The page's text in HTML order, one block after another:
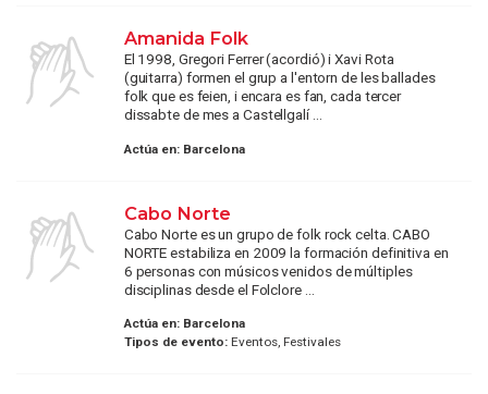
Amanida Folk
El 1998, Gregori Ferrer (acordió) i Xavi Rota
(guitarra) formen el grup a l'entorn de les ballades
folk que es feien, i encara es fan, cada tercer
dissabte de mes a Castellgalí ...
Actúa en: Barcelona
Cabo Norte
Cabo Norte es un grupo de folk rock celta. CABO
NORTE estabiliza en 2009 la formación definitiva en
6 personas con músicos venidos de múltiples
disciplinas desde el Folclore ...
Actúa en: Barcelona
Tipos de evento:Eventos, Festivales